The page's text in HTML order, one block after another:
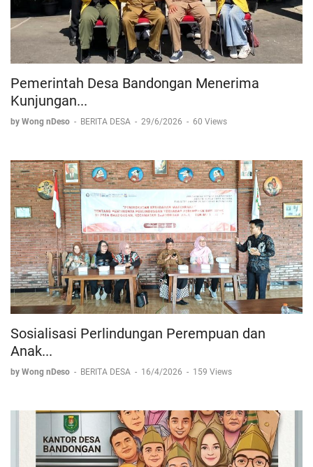
Pemerintah Desa Bandongan Menerima
Kunjungan...
by Wong nDeso - BERITA DESA - 29/6/2026 - 60 Views
Sosialisasi Perlindungan Perempuan dan
Anak...
by Wong nDeso - BERITA DESA - 16/4/2026 - 159 Views